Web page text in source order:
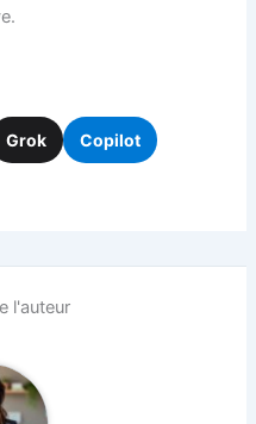
Grok Copilot
l'auteur